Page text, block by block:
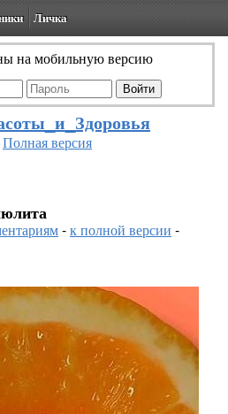
Личка
на мобильную версию
Полная версия
-к полной версии -